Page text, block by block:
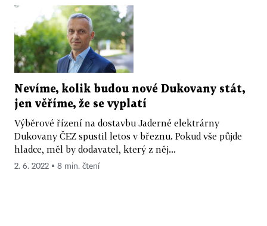
Nevíme, kolik budou nové Dukovany stát,
jen věříme, že se vyplatí
Výběrové řízení na dostavbu Jaderné elektrárny
Dukovany ČEZ spustil letos v březnu. Pokud vše půjde
hladce, měl by dodavatel, který z něj...
2. 6. 2022 ▪ 8 min. čtení